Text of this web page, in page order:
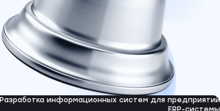
Разработка информационных систем для предприятий
ERP-системы